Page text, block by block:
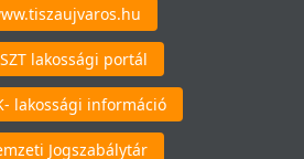
lakossági portál
lakossági információ
Jogszabálytár